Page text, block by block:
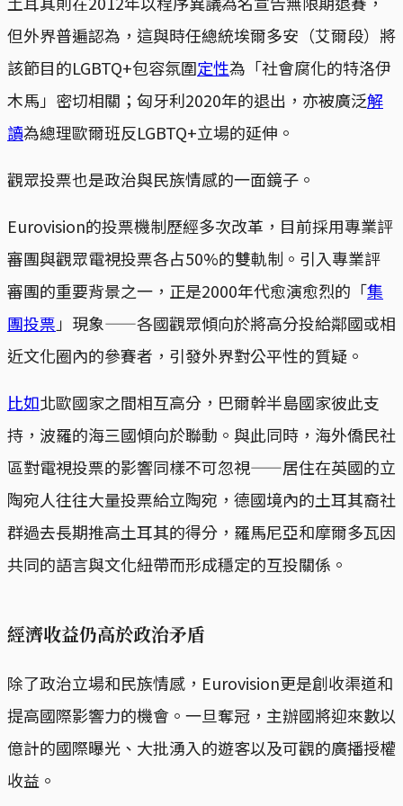
但外界普遍認為，這與時任總統埃爾多安（艾爾段）將
該節目的LGBTQ+包容氛圍定性為「社會腐化的特洛伊
木馬」密切相關；匈牙利2020年的退出，亦被廣泛解
讀為總理歐爾班反LGBTQ+立場的延伸。
觀眾投票也是政治與民族情感的一面鏡子。
Eurovision的投票機制歷經多次改革，目前採用專業評
審團與觀眾電視投票各占50%的雙軌制。引入專業評
審團的重要背景之一，正是2000年代愈演愈烈的「集
團投票 」現象——各國觀眾傾向於將高分投給鄰國或相
近文化圈內的參賽者，引發外界對公平性的質疑。
比如北歐國家之間相互高分，巴爾幹半島國家彼此支
持，波羅的海三國傾向於聯動。與此同時，海外僑民社
區對電視投票的影響同樣不可忽視——居住在英國的立
陶宛人往往大量投票給立陶宛，德國境內的土耳其裔社
群過去長期推高土耳其的得分，羅馬尼亞和摩爾多瓦因
共同的語言與文化紐帶而形成穩定的互投關係。
經濟收益仍高於政治矛盾
除了政治立場和民族情感，Eurovision更是創收渠道和
提高國際影響力的機會。一旦奪冠，主辦國將迎來數以
億計的國際曝光、大批湧入的遊客以及可觀的廣播授權
收益。